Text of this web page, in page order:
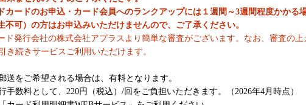
ードのお申込・カード会員へのランクアップには１週間～3週間程度かかる
不可）の方はお申込みいただけませんので、ご了承ください。
発行会社の株式会社アプラスより簡単な審査がございます。なお、審査の
き続きサービスご利用いただけます。
送をご希望される場合は、有料となります。
数料として、220円（税込）/回をご負担いただきます。（2026年4月時点）